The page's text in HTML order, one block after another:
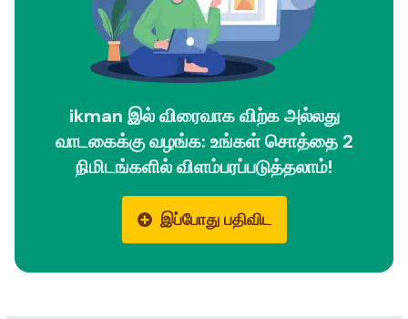
ikman இல் விரைவாக விற்க அல்லது
வாடகைக்கு வழங்க: உங்கள் சொத்தை 2
நிமிடங்களில் விளம்பரப்படுத்தலாம்!
இப்போது பதிவிட